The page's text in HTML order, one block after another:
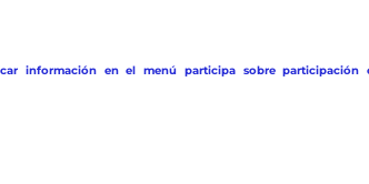
información en el menú participa sobre